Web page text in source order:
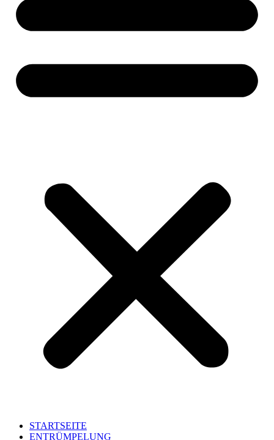
STARTSEITE
ENTRÜMPELUNG